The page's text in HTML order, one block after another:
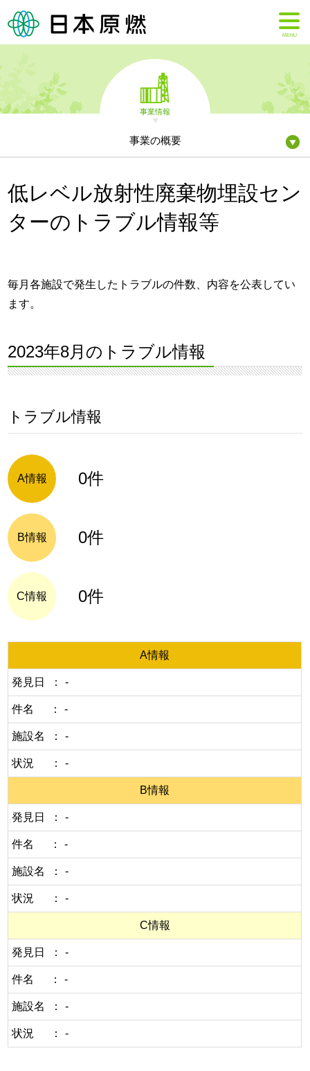
MENU
事業情報
事業の概要
低レベル放射性廃棄物埋設セン
ターのトラブル情報等
毎月各施設で発生したトラブルの件数、内容を公表してい
ます。
2023年8月のトラブル情報
トラブル情報
A情報 0件
B情報 0件
C情報 0件
A情報
発見日 -
件名 -
施設名 -
状況 -
B情報
発見日 -
件名 -
施設名 -
状況 -
C情報
発見日 -
件名 -
施設名 -
状況 -